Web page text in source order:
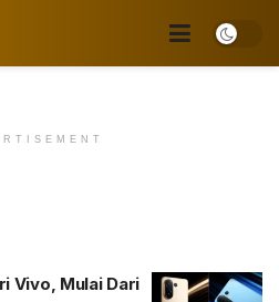
Vivo, Mulai Dari